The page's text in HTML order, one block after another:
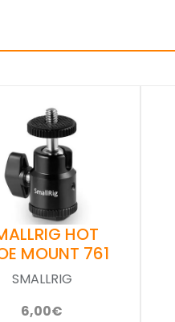
HOT
MOUNT 761
SMALLRIG
6,00€